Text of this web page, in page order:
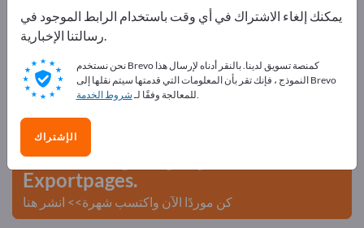
Exportpages مستلزمات المكاتب
التغليف والشحن
أوراق تغليف
أعلن مجانًا على Exportpages!
الاحتياجات – العروض – السلع المستعملة – جهات الاتصال
التجارية >> ابدأ من هنا
انشر شركتك ومنتجاتك على
Exportpages.
كن موردًا الآن واكتسب شهرة>> انشر هنا
يمكنك إلغاء الاشتراك في أي وقت باستخدام الرابط الموجود في
رسالتنا الإخبارية.
نحن نستخدم Brevo كمنصة تسويق لدينا. بالنقر أدناه لإرسال هذا
النموذج ، فإنك تقر بأن المعلومات التي قدمتها سيتم نقلها إلى Brevo
للمعالجة وفقًا لـشروط الخدمة .
الإشتراك